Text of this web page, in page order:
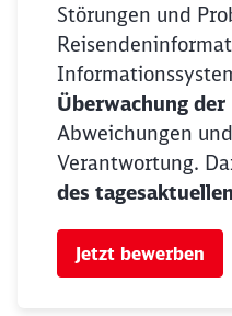
Störungen und
Überwachung
Abweichungen
Verantwortung.
des
Jetzt bewerben